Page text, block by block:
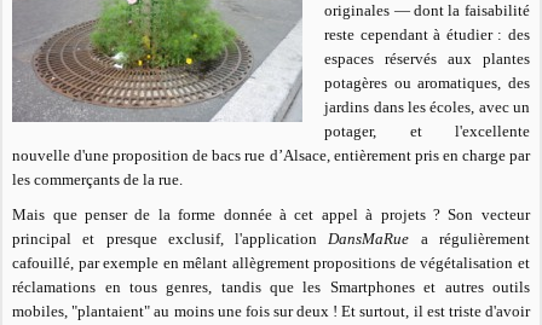
originales — dont la faisabilité
reste cependant à étudier : des
espaces réservés aux plantes
potagères ou aromatiques, des
jardins dans les écoles, avec un
potager, et l'excellente
nouvelle d'une proposition de bacs rue d’Alsace, entièrement pris en charge par
les commerçants de la rue.
Mais que penser de la forme donnée à cet appel à projets ? Son vecteur
principal et presque exclusif, l'application DansMaRue a régulièrement
cafouillé, par exemple en mêlant allègrement propositions de végétalisation et
réclamations en tous genres, tandis que les Smartphones et autres outils
mobiles, "plantaient" au moins une fois sur deux ! Et surtout, il est triste d'avoir